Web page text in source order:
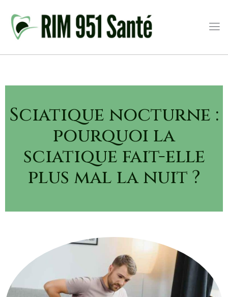
Sciatique nocturne :
pourquoi la
sciatique fait-elle
plus mal la nuit ?